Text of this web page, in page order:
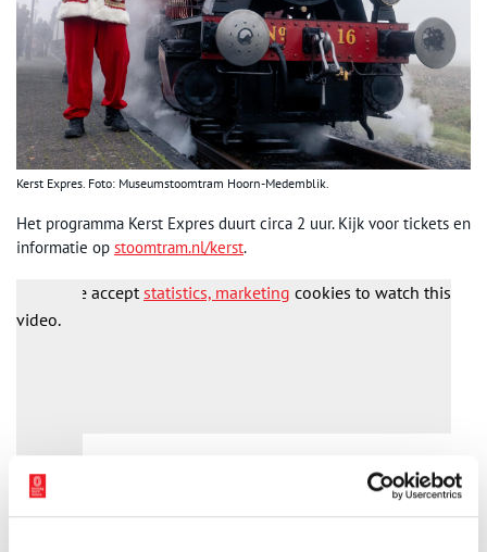
Kerst Expres. Foto: Museumstoomtram Hoorn-Medemblik.
Het programma Kerst Expres duurt circa 2 uur. Kijk voor tickets en
informatie op stoomtram.nl/kerst.
Please acceptstatistics, marketing cookies to watch this
video.